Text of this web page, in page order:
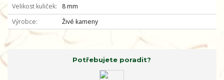
Velikost kuliček
8 mm
Výrobce
Živé kameny
Potřebujete poradit?